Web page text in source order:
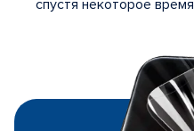
спустя некоторое время